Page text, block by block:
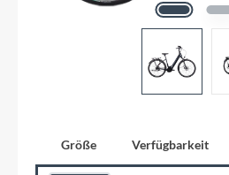
Größe Verfügbarkeit